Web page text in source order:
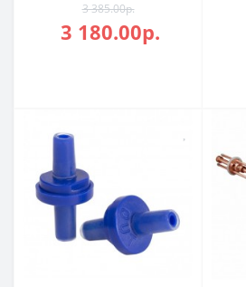
3 385.00р.
3 180.00р.